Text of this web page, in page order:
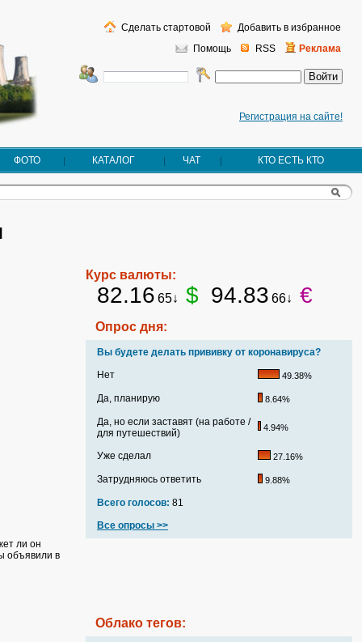
Регистрация на сайте!
Помощь RSS Реклама
Сделать стартовой Добавить в избранное
ФОТО КАТАЛОГ ЧАТ КТО ЕСТЬ КТО
ли он
объявили в
Курс валюты:
82.16 65↓ $ 94.83 66↓ €
Опрос дня:
Вы будете делать прививку от коронавируса?
Нет
49.38%
Да, планирую 8.64%
Да, но если заставят (на работе /
для путешествий)
4.94%
Уже сделал 27.16%
Затрудняюсь ответить 9.88%
Всего голосов: 81
Все опросы >>
Облако тегов: